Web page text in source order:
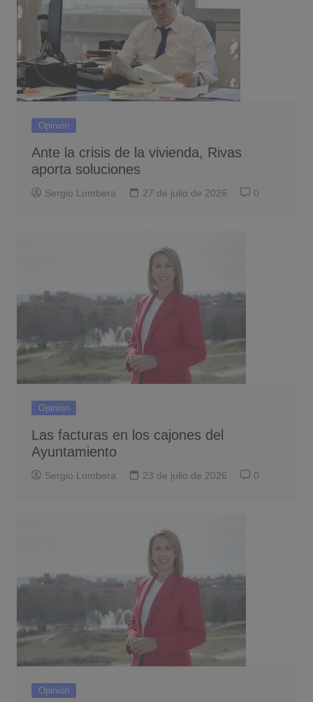
Opinión
Ante la crisis de la vivienda, Rivas
aporta soluciones
Sergio Lombera 27 de julio de 2026 0
Opinión
Las facturas en los cajones del
Ayuntamiento
Sergio Lombera 23 de julio de 2026 0
Opinión